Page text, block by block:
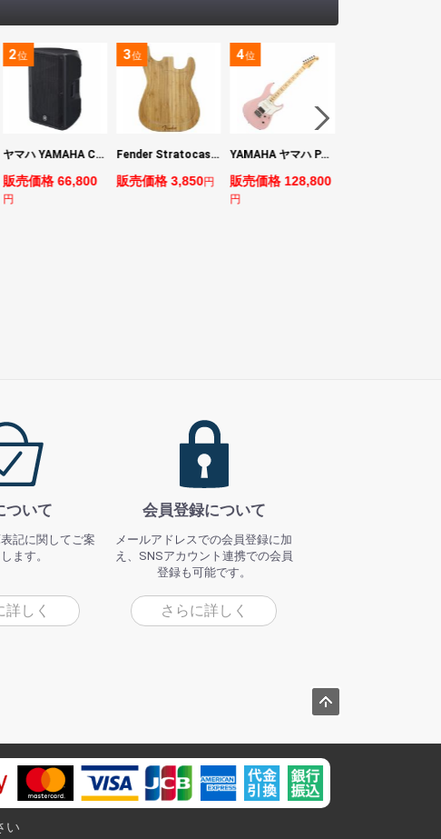
2位
ヤマハ YAMAHA CBR15 ラウドスピーカー
販売価格 66,800
円
3位
Fender Stratocaster Cutting Board カッティングボード（まな板）
販売価格 3,850円
4位
YAMAHA ヤマハ PACS+12M ASP Pacifica Standard Plus パシフィカスタンダードプラス エレキギター
販売価格 128,800
円
ついて
記に関してご案
ます。
詳しく
会員登録について
メールアドレスでの会員登録に加
え、SNSアカウント連携での会員
登録も可能です。
さらに詳しく
い